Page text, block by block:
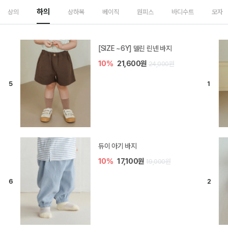
상의 하의 상하복 베이직 원피스 바디수트 모자
[SIZE ~6Y] 델린 린넨 바지
10% 21,600원 24,000원
듀이 아기 바지
10% 17,100원 19,000원